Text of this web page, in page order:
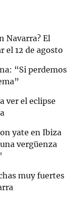
Navarra? El
el 12 de agosto
“Si perdemos
ver el eclipse
yate en Ibiza
vergüenza
muy fuertes